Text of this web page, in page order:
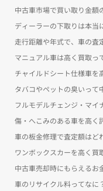
中古車市場で買い取り金額
ディーラーの下取りは本当
走行距離や年式で、車の査
マニュアル車は高く買取っ
チャイルドシート仕様車を
タバコやペットの臭いって
フルモデルチェンジ・マイ
傷・へこみのある車を高く
車の板金修理で査定額はど
ワンボックスカーを高く買
中古車売却時にもらえるお
車のリサイクル料ってなに